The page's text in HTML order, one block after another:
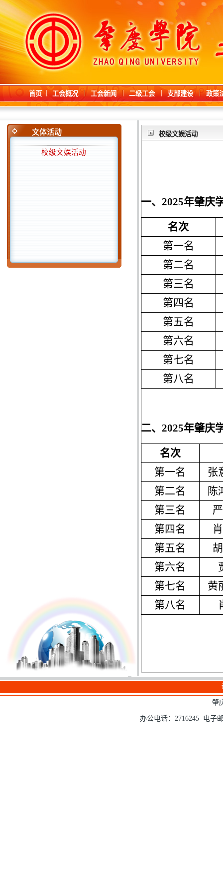
首页 工会概况 工会新闻 二级工会 支部建设 政策
文体活动
校级文娱活动
校级文娱活动
一、 2025年肇庆
名次
第一名
第二名
第三名
第四名
第五名
第六名
第七名
第八名
二、 2025年肇庆
名次
第一名
张
第二名
陈
第三名
第四名
第五名
第六名
第七名
黄
第八名
肇
办公电话：2716245 电子